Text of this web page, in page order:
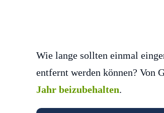
Wie lange sollten einmal
entfernt werden können? Von
Jahr beizubehalten.